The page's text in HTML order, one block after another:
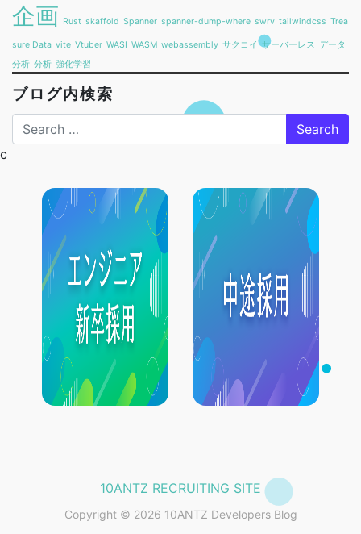
企画 Rust skaffold Spanner spanner-dump-where swrv tailwindcss Trea
sure Data vite Vtuber WASI WASM webassembly サクコイ サーバーレス データ
分析 分析 強化学習
ブログ内検索
Search
c
10ANTZ RECRUITING SITE
Copyright © 2026 10ANTZ Developers Blog